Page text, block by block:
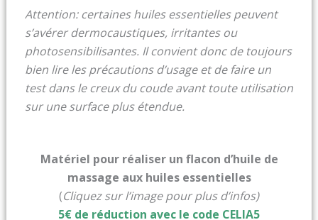
Attention: certaines huiles essentielles peuvent
s’avérer dermocaustiques, irritantes ou
photosensibilisantes. Il convient donc de toujours
bien lire les précautions d’usage et de faire un
test dans le creux du coude avant toute utilisation
sur une surface plus étendue.
Matériel pour réaliser un flacon d’huile de
massage aux huiles essentielles
(Cliquez sur l’image pour plus d’infos)
5€ de réduction avec le code CELIA5